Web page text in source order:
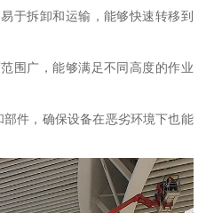
于拆卸和运输，能够快速转移到
围广，能够满足不同高度的作业
件，确保设备在恶劣环境下也能